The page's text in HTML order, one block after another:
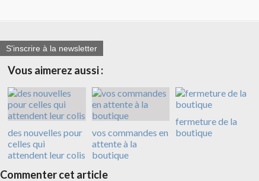
S'inscrire à la newsletter
Vous aimerez aussi :
des nouvelles pour
celles qui
attendent leur colis
vos commandes en
attente à la
boutique
fermeture de la
boutique
Commenter cet article